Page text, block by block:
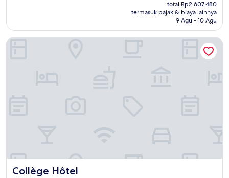
Rp2.262.328
total Rp2.607.480
termasuk pajak & biaya lainnya
9 Agu - 10 Agu
Collège Hôtel
Collège Hôtel
Collège Hôtel